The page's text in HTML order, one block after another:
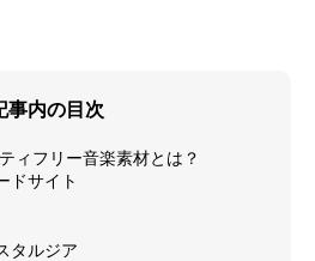
事内の目次
ィフリー音楽素材とは？
ドサイト
タルジア